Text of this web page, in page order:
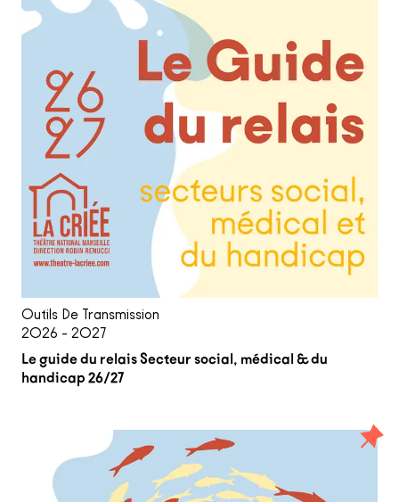
Outils De Transmission
2026 - 2027
Le guide du relais Secteur social, médical & du
handicap 26/27